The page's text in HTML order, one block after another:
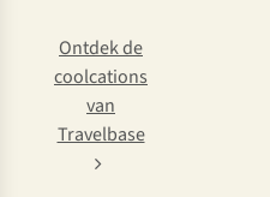
Ontdek de
coolcations
van
Travelbase